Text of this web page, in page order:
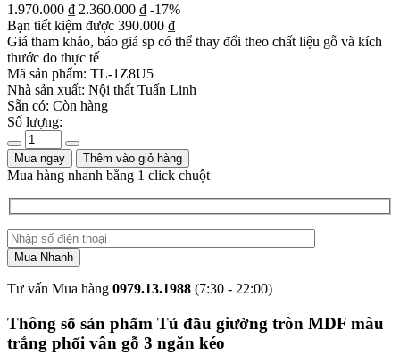
1.970.000 ₫ 2.360.000 ₫ -17%
Bạn tiết kiệm được 390.000 ₫
Giá tham khảo, báo giá sp có thể thay đổi theo chất liệu gỗ và kích
thước đo thực tế
Mã sản phẩm: TL-1Z8U5
Nhà sản xuất: Nội thất Tuấn Linh
Sẵn có: Còn hàng
Số lượng:
Mua ngay Thêm vào giỏ hàng
Mua hàng nhanh bằng 1 click chuột
Tư vấn Mua hàng 0979.13.1988 (7:30 - 22:00)
Thông số sản phẩm Tủ đầu giường tròn MDF màu
trắng phối vân gỗ 3 ngăn kéo